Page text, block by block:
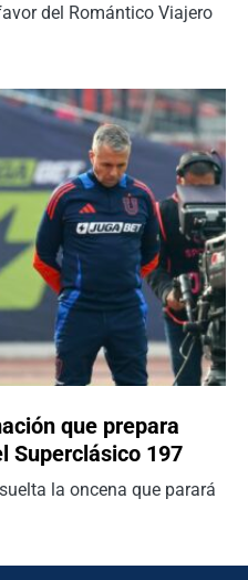
del Romántico Viajero
que prepara
Superclásico 197
la oncena que parará